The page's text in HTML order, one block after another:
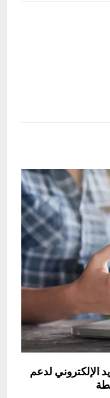
الإلكتروني لدعم